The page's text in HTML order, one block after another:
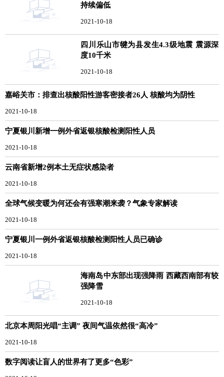
持续偏低
2021-10-18
四川乐山市犍为县发生4.3级地震 震源深
度10千米
2021-10-18
嘉峪关市：排查出核酸阳性游客密接者26人 核酸均为阴性
2021-10-18
宁夏银川新增一例外省返银核酸检测阳性人员
2021-10-18
云南省新增2例本土无症状感染者
2021-10-18
全球气候变暖为何还会有强寒潮来袭？气象专家解读
2021-10-18
宁夏银川一例外省返银核酸检测阳性人员已确诊
2021-10-18
海南岛中东部出现强降雨 西藏西南部有较
强降雪
2021-10-18
北京本周阳光唱“主调” 夜间气温依然很“高冷”
2021-10-18
数字阅读让盲人的世界有了更多“色彩”